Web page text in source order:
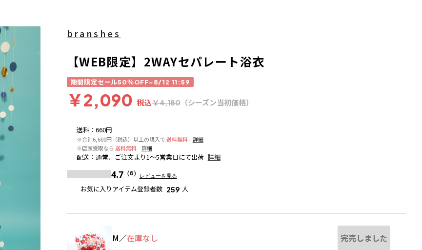
送料： 660円
※合計6,600円（税込）以上の購入で送料無料
詳細
※店頭受取なら 送料無料 詳細
配送 ： 通常、ご注文より1～5営業日にて出荷 詳細
4.7（6） レビューを見る
お気に入りアイテム登録者数 259 人
branshes
【WEB限定】2WAYセパレート浴衣
期間限定セール50％OFF~8/12 11:59
￥2,090 税込￥4,180（シーズン当初価格）
M／在庫なし 完売しました